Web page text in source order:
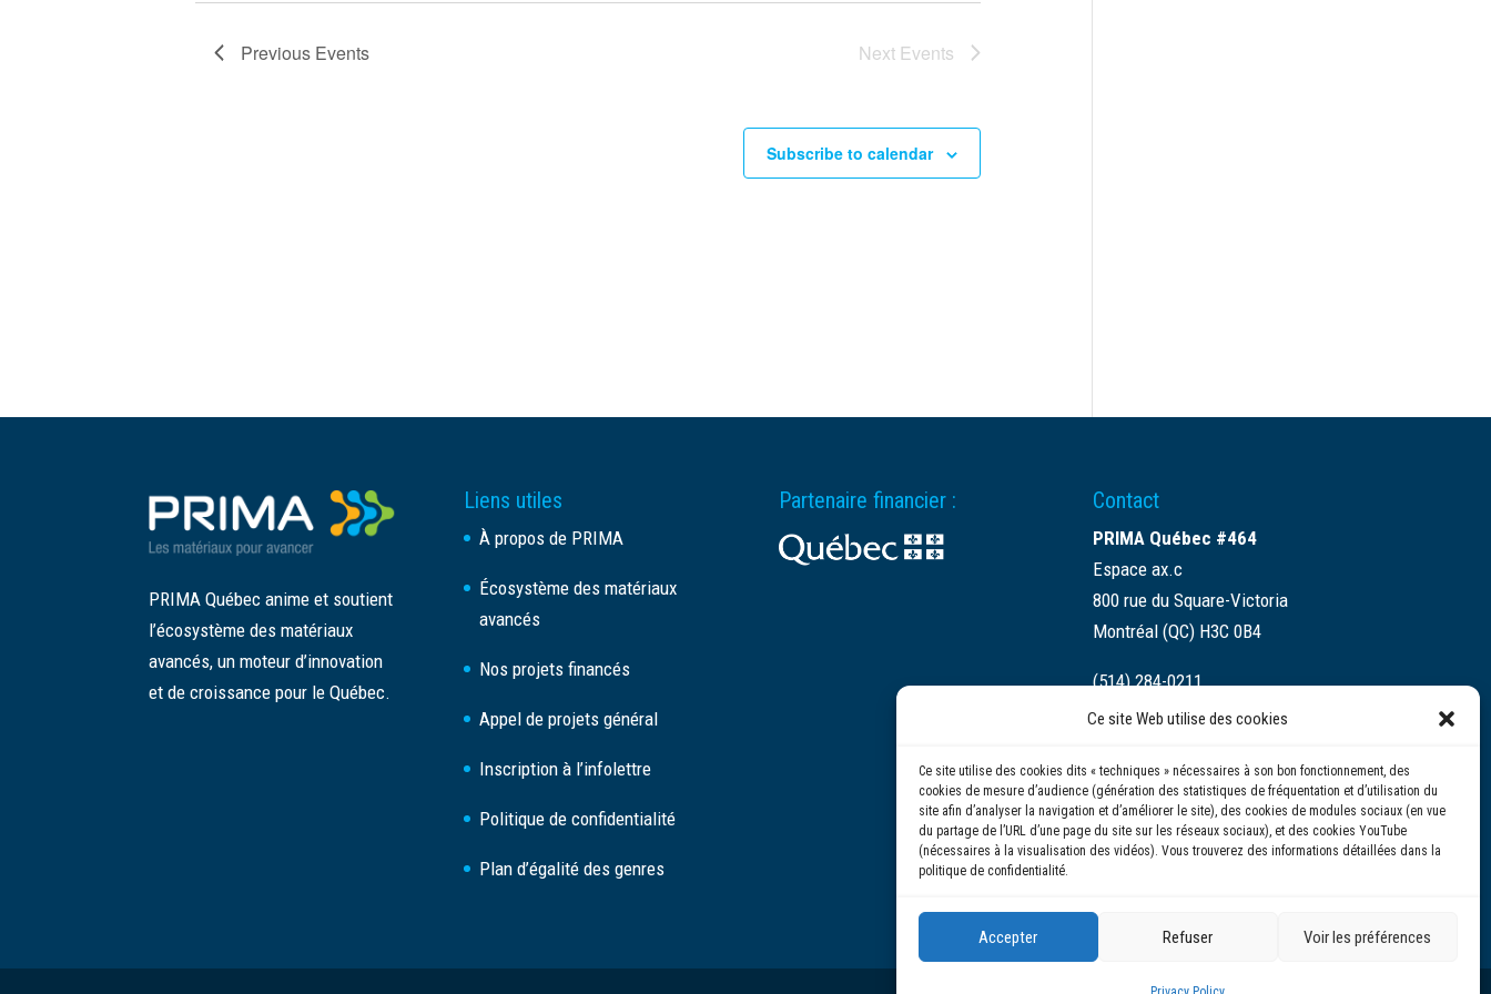
Ce site Web utilise des cookies
Ce site utilise des cookies dits « techniques » nécessaires à son bon fonctionnement, des
cookies de mesure d’audience (génération des statistiques de fréquentation et d’utilisation du
site afin d’analyser la navigation et d’améliorer le site), des cookies de modules sociaux (en vue
du partage de l’URL d’une page du site sur les réseaux sociaux), et des cookies YouTube
(nécessaires à la visualisation des vidéos). Vous trouverez des informations détaillées dans la
politique de confidentialité.
Accepter Refuser Voir les préférences
Previous Events Next Events
Subscribe to calendar
PRIMA Québec anime et soutient
l’écosystème des matériaux
avancés, un moteur d’innovation
et de croissance pour le Québec.
Liens utiles
À propos de PRIMA
Écosystème des matériaux
avancés
Nos projets financés
Appel de projets général
Inscription à l’infolettre
Politique de confidentialité
Plan d’égalité des genres
Partenaire financier : Contact
PRIMA Québec #464
Espace ax.c
800 rue du Square-Victoria
Montréal (QC) H3C 0B4
(514) 284-0211
info@prima.ca